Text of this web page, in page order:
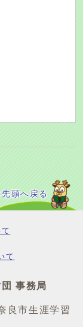
頭へ戻る
て
事務局
良市生涯学習